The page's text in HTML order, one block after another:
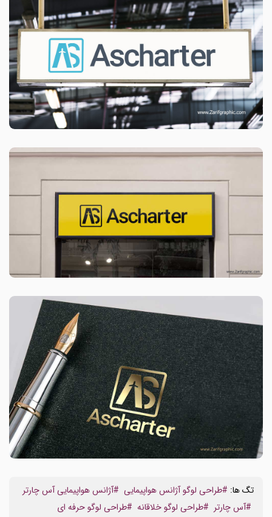
تگ ها: #طراحی لوگو آژانس هواپیمایی #آژانس هواپیمایی آس چارتر
#آس چارتر #طراحی لوگو خلاقانه #طراحی لوگو حرفه ای